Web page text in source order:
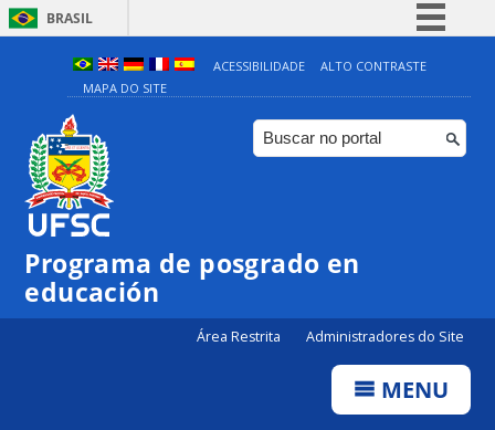
BRASIL
Simplifique!
Comunica BR
Participe
ACESSIBILIDADE
ALTO CONTRASTE
MAPA DO SITE
Programa de posgrado en
educación
Área Restrita Administradores do Site
MENU